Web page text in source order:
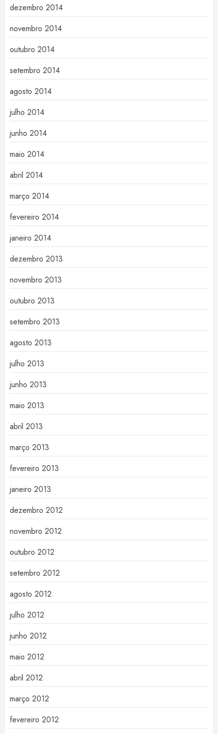
dezembro 2014
novembro 2014
outubro 2014
setembro 2014
agosto 2014
julho 2014
junho 2014
maio 2014
abril 2014
março 2014
fevereiro 2014
janeiro 2014
dezembro 2013
novembro 2013
outubro 2013
setembro 2013
agosto 2013
julho 2013
junho 2013
maio 2013
abril 2013
março 2013
fevereiro 2013
janeiro 2013
dezembro 2012
novembro 2012
outubro 2012
setembro 2012
agosto 2012
julho 2012
junho 2012
maio 2012
abril 2012
março 2012
fevereiro 2012